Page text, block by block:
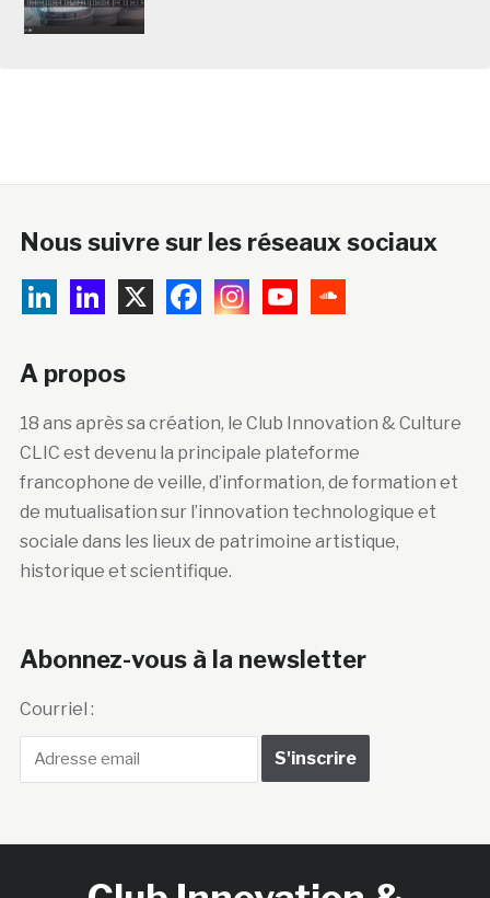
Nous suivre sur les réseaux sociaux
A propos
18 ans après sa création, le Club Innovation & Culture
CLIC est devenu la principale plateforme
francophone de veille, d’information, de formation et
de mutualisation sur l’innovation technologique et
sociale dans les lieux de patrimoine artistique,
historique et scientifique.
Abonnez-vous à la newsletter
Courriel :